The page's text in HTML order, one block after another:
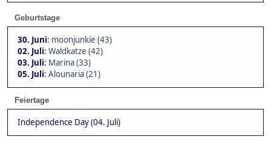
Geburtstage
30. Juni: moonjunkie (43)
02. Juli: Waldkatze (42)
03. Juli: Marina (33)
05. Juli: Alounaria (21)
Feiertage
Independence Day (04. Juli)